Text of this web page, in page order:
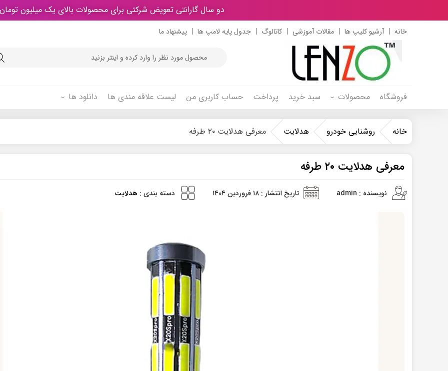
دو سال گارانتی تعویض شرکتی برای محصولات بالای یک میلیون تومان
خانه آرشیو کلیپ ها مقالات آموزشی کاتالوگ جدول پایه لامپ ها پیشنهاد ما
search
فروشگاه محصولات سبد خرید پرداخت حساب کاربری من لیست علاقه مندی ها دانلود ها
خانه روشنایی خودرو هدلایت معرفی هدلایت ۲۰ طرفه
معرفی هدلایت ۲۰ طرفه
نویسنده : admin تاریخ انتشار : ۱۸ فروردین ۱۴۰۴ دسته بندی : هدلایت